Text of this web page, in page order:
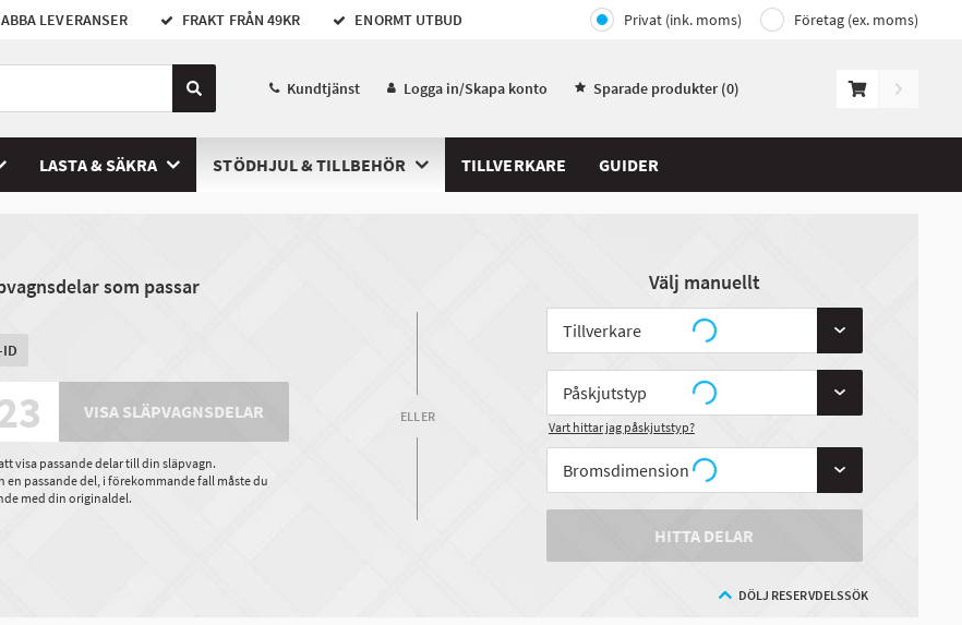
LEVERANSER FRAKT FRÅN 49KR ENORMT UTBUD Privat (ink. moms) Företag (ex. moms)
Kundtjänst Logga in/Skapa konto Sparade produkter (0)
LASTA & SÄKRA STÖDHJUL & TILLBEHÖR TILLVERKARE GUIDER
som passar
VISA SLÄPVAGNSDELAR
visa passande delar till din släpvagn.
en passande del, i förekommande fall måste du
med din originaldel.
ELLER
Välj manuellt
Vart hittar jag påskjutstyp?
HITTA DELAR
DÖLJ RESERVDELSSÖK